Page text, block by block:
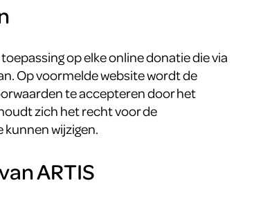
op elke online donatie die via
Op voormelde website wordt de
te accepteren door het
zich het recht voor de
wijzigen.
ARTIS